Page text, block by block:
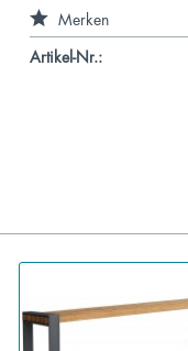
Merken
Artikel-Nr.: